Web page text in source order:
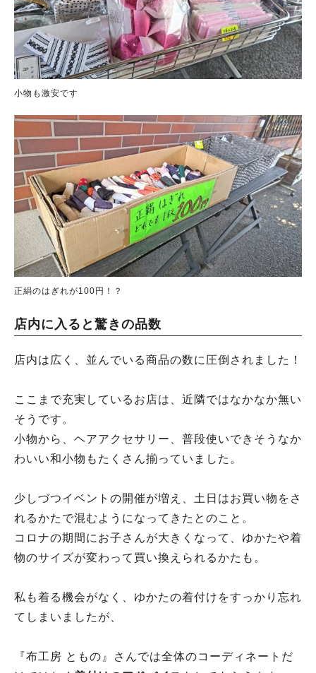
小物も激安です
正絹のはぎれが100円！？
店内に入ると驚きの品数
店内は広く、並んでいる商品の数に圧倒されました！
ここまで充実しているお店は、近隣ではなかなか無い
そうです。
小物から、ヘアアクセサリー、普段使いできそうなか
わいい和小物もたくさん揃っていました。
少しづつイベントの開催が増え、土日はお買い物をさ
れるかたで混むようになってきたとのこと。
コロナの期間にお子さんが大きくなって、ゆかたや着
物のサイズが変わって買い換えられるかたも。
私も着る機会がなく、ゆかたの着付けをすっかり忘れ
てしまいましたが、
『布工房 ともの』さんでは全体のコーディネートだ